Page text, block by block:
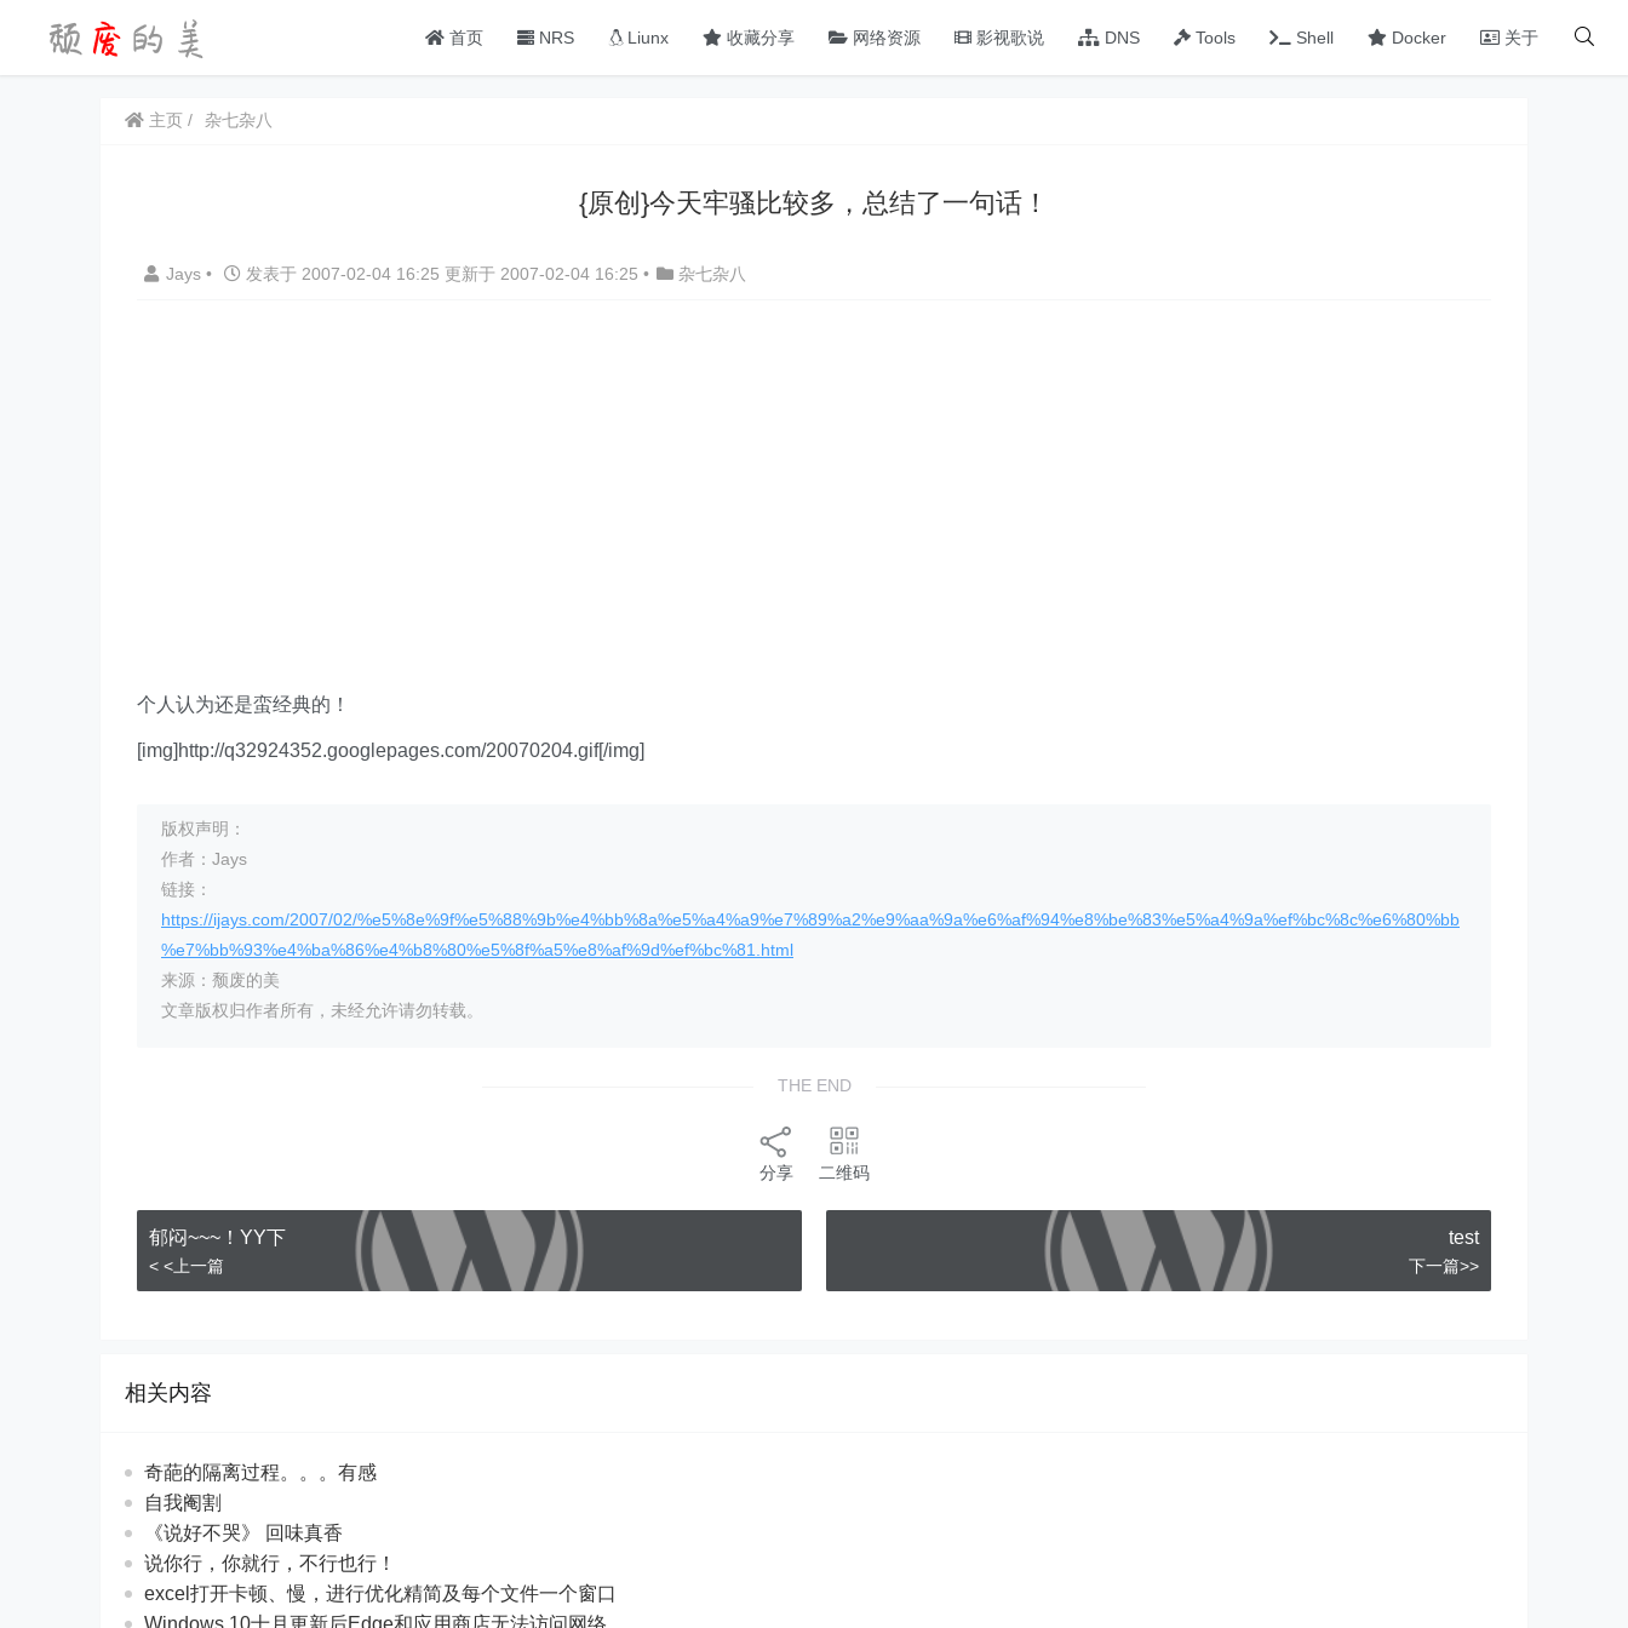
首页 NRS Liunx 收藏分享 网络资源 影视歌说 DNS Tools Shell Docker 关于
主页 杂七杂八
{原创}今天牢骚比较多，总结了一句话！
Jays • 发表于 2007-02-04 16:25 更新于 2007-02-04 16:25 • 杂七杂八
个人认为还是蛮经典的！
[img]http://q32924352.googlepages.com/20070204.gif[/img]
版权声明：
作者：Jays
链接：
https://ijays.com/2007/02/%e5%8e%9f%e5%88%9b%e4%bb%8a%e5%a4%a9%e7%89%a2%e9%aa%9a%e6%af%94%e8%be%83%e5%a4%9a%ef%bc%8c%e6%80%bb
%e7%bb%93%e4%ba%86%e4%b8%80%e5%8f%a5%e8%af%9d%ef%bc%81.html
来源：颓废的美
文章版权归作者所有，未经允许请勿转载。
THE END
分享 二维码
郁闷~~~！YY下
< <上一篇
test
下一篇>>
相关内容
奇葩的隔离过程。。。有感
自我阉割
《说好不哭》 回味真香
说你行，你就行，不行也行！
excel打开卡顿、慢，进行优化精简及每个文件一个窗口
Windows 10十月更新后Edge和应用商店无法访问网络